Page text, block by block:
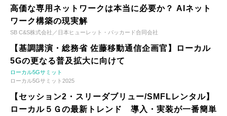
高価な専用ネットワークは本当に必要か？ AIネット
ワーク構築の現実解
SB C&S株式会社／日本ヒューレット・パッカード合同会社
【基調講演・総務省 佐藤移動通信企画官】ローカル
5Gの更なる普及拡大に向けて
ローカル5Gサミット
ローカル5Gサミット2025
【セッション2・スリーダブリュー/SMFLレンタル】
ローカル５Ｇの最新トレンド 導入・実装が一番簡単